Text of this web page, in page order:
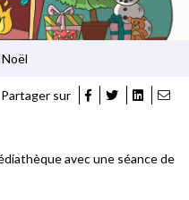
Partager sur
avec une séance de